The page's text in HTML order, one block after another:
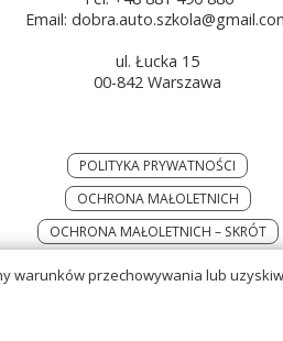
Email:
ul. Łucka 15
00-842 Warszawa
POLITYKA PRYWATNOŚCI
OCHRONA MAŁOLETNICH
OCHRONA MAŁOLETNICH – SKRÓT
przechowywania lub